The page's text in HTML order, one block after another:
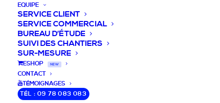
EQUIPE
SERVICE CLIENT
SERVICE COMMERCIAL
BUREAU D’ÉTUDE
SUIVI DES CHANTIERS
SUR-MESURE
ESHOP NEW
CONTACT
TÉMOIGNAGES
TÉL : 09 78 083 083
DEVIS / CONSEILS /
QUESTIONS